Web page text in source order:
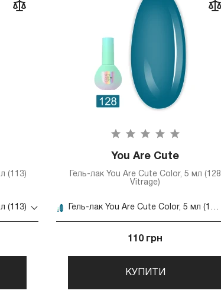
(113)
(113)
You Are Cute
Гель-лак You Are Cute Color, 5 мл (128
Vitrage)
Гель-лак You Are Cute Color, 5 мл (128 Vitrage)
110 грн
КУПИТИ